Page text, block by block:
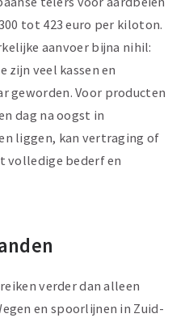
tot 423 euro per kiloton.
aanvoer bijna nihil:
zijn veel kassen en
geworden. Voor producten
dag na oogst in
liggen, kan vertraging of
volledige bederf en
verder dan alleen
en spoorlijnen in Zuid-